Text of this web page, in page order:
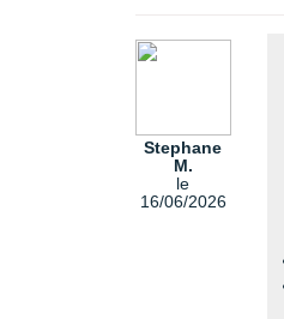
Stephane
M.
le
16/06/2026